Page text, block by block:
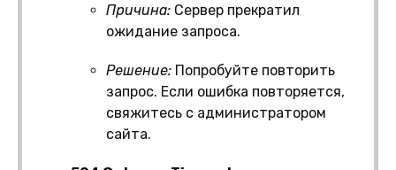
Причина: Сервер прекратил
ожидание запроса.
Решение: Попробуйте повторить
запрос. Если ошибка повторяется,
свяжитесь с администратором
сайта.